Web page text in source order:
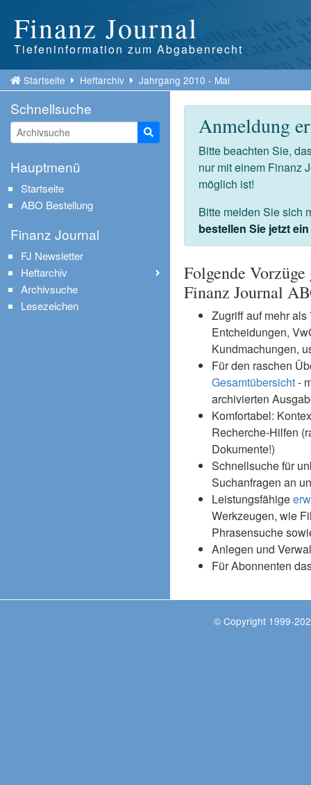
Finanz Journal
Tiefeninformation zum Abgabenrecht
Startseite Heftarchiv Jahrgang 2010 - Mai
Anmeldung
Bitte beachten Sie,
nur mit einem Finanz
möglich ist!
Bitte melden Sie sich
bestellen Sie jetzt
Folgende
Finanz Journal
Zugriff auf mehr
Entcheidungen,
Kundmachungen,
Für den raschen
Gesamtübersicht-
archivierten
Komfortabel:
Recherche-Hilfen
Dokumente!)
Schnellsuche für
Suchanfragen an
Leistungsfähige
Werkzeugen, wie
Phrasensuche
Anlegen und
Für Abonnenten
Schnellsuche
Suche starten
Hauptmenü
Startseite
ABO Bestellung
Finanz Journal
FJ Newsletter
Heftarchiv
Archivsuche
Lesezeichen
© Copyright 1999-